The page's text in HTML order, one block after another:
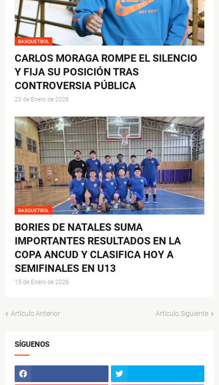
BASQUETBOL
CARLOS MORAGA ROMPE EL SILENCIO
Y FIJA SU POSICIÓN TRAS
CONTROVERSIA PÚBLICA
20 de Enero de 2026
BASQUETBOL
BORIES DE NATALES SUMA
IMPORTANTES RESULTADOS EN LA
COPA ANCUD Y CLASIFICA HOY A
SEMIFINALES EN U13
15 de Enero de 2026
Artículo Anterior Artículo Siguiente
SÍGUENOS